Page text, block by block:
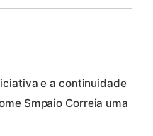
e a continuidade
Smpaio Correia uma